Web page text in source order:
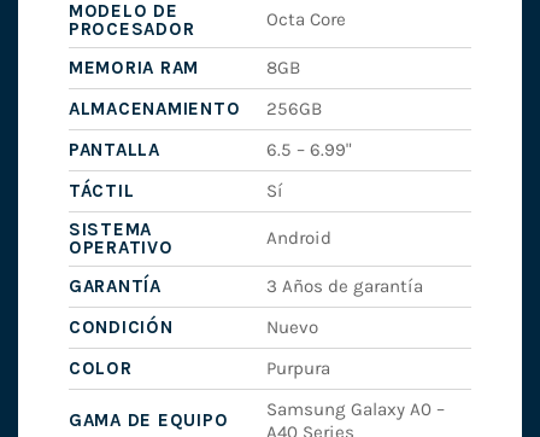
MODELO DE
PROCESADOR
Octa Core
MEMORIA RAM
8GB
ALMACENAMIENTO
256GB
PANTALLA
6.5 – 6.99"
TÁCTIL
Sí
SISTEMA
OPERATIVO
Android
GARANTÍA
3 Años de garantía
CONDICIÓN
Nuevo
COLOR
Purpura
GAMA DE EQUIPO
Samsung Galaxy A0 –